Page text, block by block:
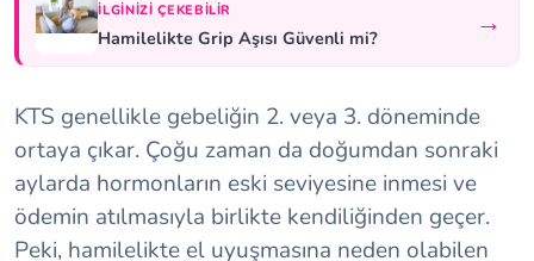
İLGINIZI ÇEKEBILIR
Hamilelikte Grip Aşısı Güvenli mi? →
KTS genellikle gebeliğin 2. veya 3. döneminde
ortaya çıkar. Çoğu zaman da doğumdan sonraki
aylarda hormonların eski seviyesine inmesi ve
ödemin atılmasıyla birlikte kendiliğinden geçer.
Peki, hamilelikte el uyuşmasına neden olabilen